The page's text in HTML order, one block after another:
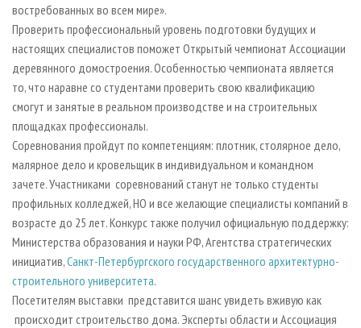
востребованных во всем мире».
Проверить профессиональный уровень подготовки будущих и
настоящих специалистов поможет Открытый чемпионат Ассоциации
деревянного домостроения. Особенностью чемпионата является
то, что наравне со студентами проверить свою квалификацию
смогут и занятые в реальном производстве и на строительных
площадках профессионалы.
Соревнования пройдут по компетенциям: плотник, столярное дело,
малярное дело и кровельщик в индивидуальном и командном
зачете. Участниками соревнований станут не только студенты
профильных колледжей, НО и все желающие специалисты компаний в
возрасте до 25 лет. Конкурс также получил официальную поддержку:
Министерства образования и науки РФ, Агентства стратегических
инициатив,Санкт-Петербургского государственного архитектурно-
строительного университета.
Посетителям выставки представится шанс увидеть вживую как
происходит строительство дома. Эксперты области и Ассоциация